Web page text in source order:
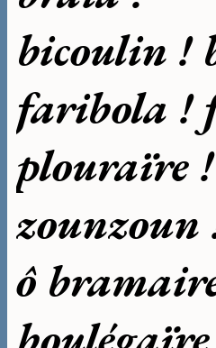
bicoulin !
faribola !
plouraïre
zounzoun
ô